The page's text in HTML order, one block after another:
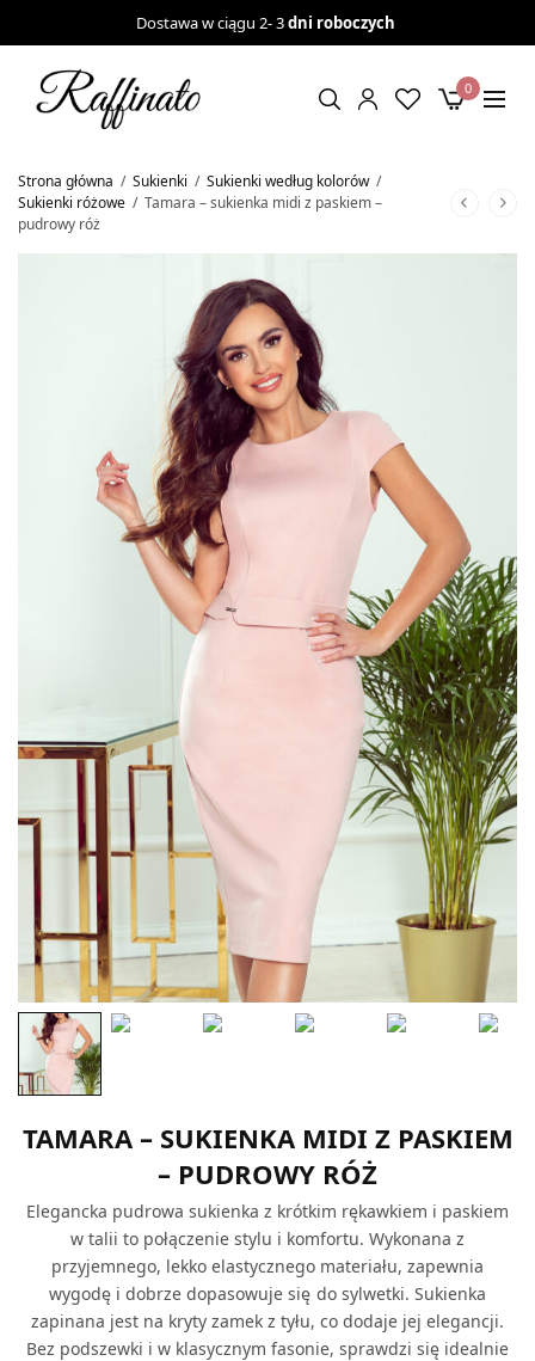
Dostawa w ciągu 2- 3dni roboczych
0
Strona główna / Sukienki / Sukienki według kolorów /
Sukienki różowe / Tamara – sukienka midi z paskiem –
pudrowy róż
TAMARA – SUKIENKA MIDI Z PASKIEM
– PUDROWY RÓŻ
Elegancka pudrowa sukienka z krótkim rękawkiem i paskiem
w talii to połączenie stylu i komfortu. Wykonana z
przyjemnego, lekko elastycznego materiału, zapewnia
wygodę i dobrze dopasowuje się do sylwetki. Sukienka
zapinana jest na kryty zamek z tyłu, co dodaje jej elegancji.
Bez podszewki i w klasycznym fasonie, sprawdzi się idealnie